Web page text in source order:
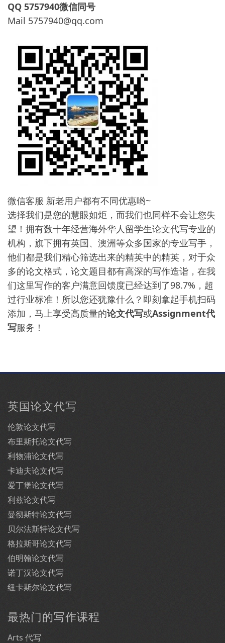
QQ 5757940微信同号
Mail 5757940@qq.com
微信客服 新老用户都有不同优惠哟~
选择我们是您的慧眼如炬，而我们也同样不会让您失
望！拥有数十年经营海外华人留学生论文代写专业的
机构，旗下拥有英国、澳洲等众多国家的专业写手，
他们都是我们精心筛选出来的精英中的精英，对于众
多的论文格式，论文题目都有高深的写作造诣，在我
们这里写作的客户满意回馈度已经达到了98.7%，超
过行业标准！所以您还犹豫什么？即刻拿起手机扫码
添加，马上享受高质量的论文代写或Assignment代
写服务！
英国论文代写
伦敦论文代写
布里斯托论文代写
利物浦论文代写
卡迪夫论文代写
爱丁堡论文代写
利兹论文代写
曼彻斯特论文代写
贝尔法斯特论文代写
格拉斯哥论文代写
伯明翰论文代写
诺丁汉论文代写
纽卡斯尔论文代写
最热门的写作课程
Arts 代写